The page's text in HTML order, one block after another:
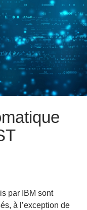
par IBM sont
à l’exception de